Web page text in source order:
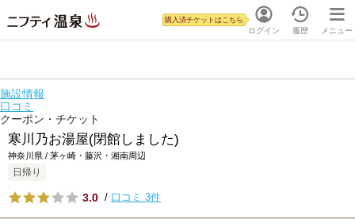
ログイン
購入済チケットはこちら
履歴 メニュー
施設情報
口コミ
クーポン・チケット
寒川乃お湯屋(閉館しました)
神奈川県 / 茅ヶ崎・藤沢・湘南周辺
日帰り
3.0 / 口コミ 3件